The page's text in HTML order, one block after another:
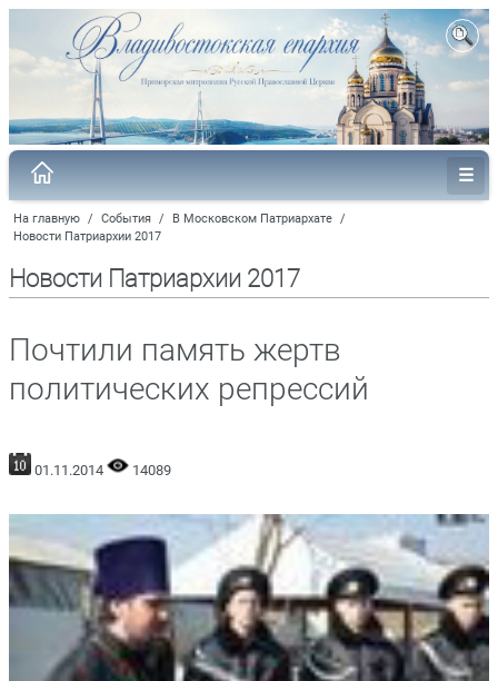
На главную / События / В Московском Патриархате /
Новости Патриархии 2017
Новости Патриархии 2017
Почтили память жертв
политических репрессий
01.11.2014 14089